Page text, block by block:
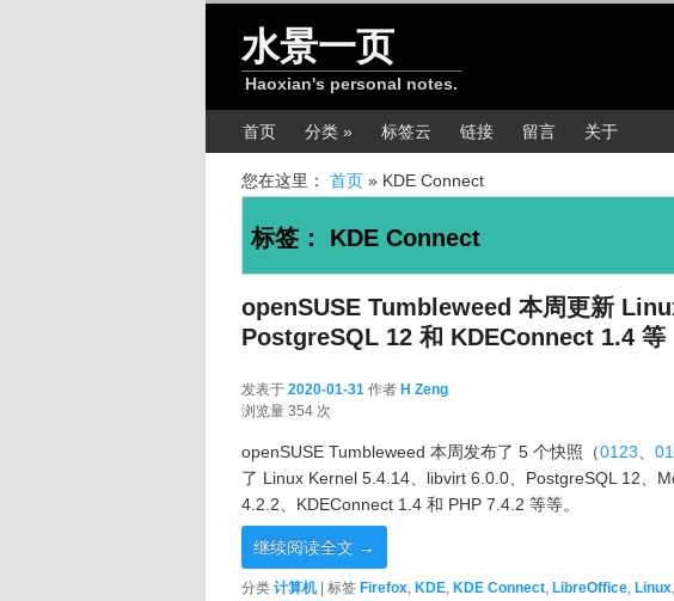
水景一页
Haoxian's personal notes.
主菜单首页 分类 » 标签云 链接 留言 关于
您在这里： 首页 » KDE Connect
标签： KDE Connect
openSUSE Tumbleweed 本周更新
PostgreSQL 12 和 KDEConnect 1.4 等
发表于 2020-01-31 作者 H Zeng
浏览量 354 次
openSUSE Tumbleweed 本周发布了 5 个快照（0123、
了 Linux Kernel 5.4.14、libvirt 6.0.0、PostgreSQL 12、
4.2.2、KDEConnect 1.4 和 PHP 7.4.2 等等。
继续阅读全文 →
分类 计算机 标签 Firefox, KDE, KDE Connect, LibreOffice, Linux,